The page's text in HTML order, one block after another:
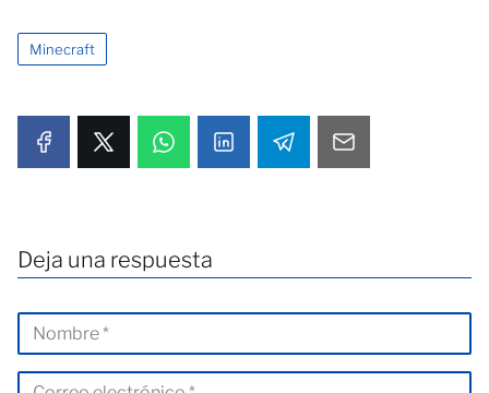
Minecraft
Deja una respuesta